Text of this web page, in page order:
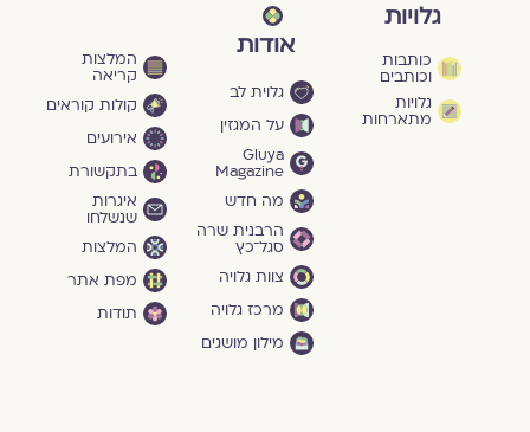
גלויות
כותבות
וכותבים
גלויות
מתארחות
אודות
גלוית לב
על המגזין
Gluya
Magazine
מה חדש
הרבנית שרה
סגל־כץ
צוות גלויה
מרכז גלויה
מילון מושגים
המלצות
קריאה
קולות קוראים
אירועים
בתקשורת
איגרות
שנשלחו
המלצות
מפת אתר
תודות